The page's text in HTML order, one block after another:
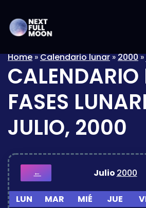
Home»Calendario lunar»2000»
CALENDARIO
FASES
JULIO, 2000
← Julio 2000
LUN MAR MIÉ JUE